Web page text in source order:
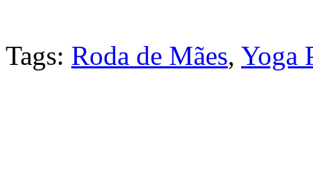
Tags: Roda de Mães, Yoga